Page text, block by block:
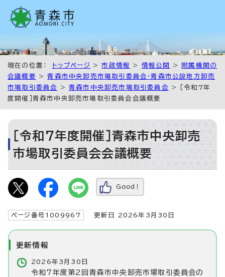
現在の位置： トップページ >市政情報 > 情報公開 >
附属機関の
会議概要
>青森市中央卸売市場取引委員会・青森市公設地方卸売
市場取引委員会
>青森市中央卸売市場取引委員会
> ［令和7年
度開催］青森市中央卸売市場取引委員会会議概要
［令和7年度開催］青森市中央卸売
市場取引委員会会議概要
Good！
ページ番号1009967 更新日 2026年3月30日
更新情報
2026年3月30日
令和7年度第2回青森市中央卸売市場取引委員会の